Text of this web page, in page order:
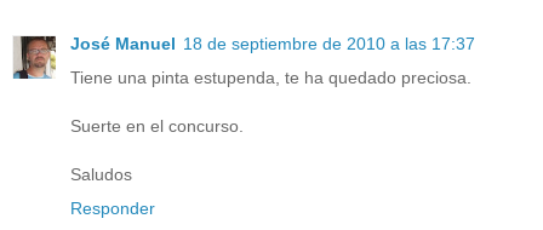
José Manuel 18 de septiembre de 2010 a las 17:37
Tiene una pinta estupenda, te ha quedado preciosa.
Suerte en el concurso.
Saludos
Responder